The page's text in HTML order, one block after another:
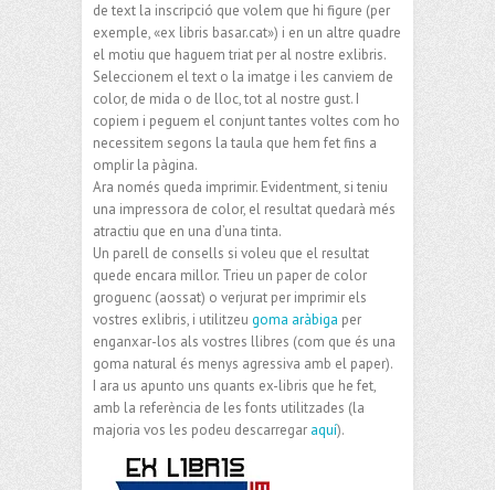
de text la inscripció que volem que hi figure (per
exemple, «ex libris basar.cat») i en un altre quadre
el motiu que haguem triat per al nostre exlibris.
Seleccionem el text o la imatge i les canviem de
color, de mida o de lloc, tot al nostre gust. I
copiem i peguem el conjunt tantes voltes com ho
necessitem segons la taula que hem fet fins a
omplir la pàgina.
Ara només queda imprimir. Evidentment, si teniu
una impressora de color, el resultat quedarà més
atractiu que en una d’una tinta.
Un parell de consells si voleu que el resultat
quede encara millor. Trieu un paper de color
groguenc (aossat) o verjurat per imprimir els
vostres exlibris, i utilitzeu goma aràbiga per
enganxar-los als vostres llibres (com que és una
goma natural és menys agressiva amb el paper).
I ara us apunto uns quants ex-libris que he fet,
amb la referència de les fonts utilitzades (la
majoria vos les podeu descarregar aquí).